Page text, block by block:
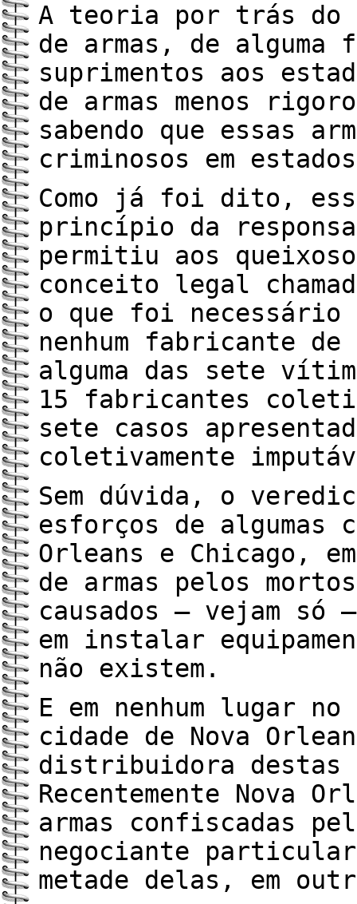
A teoria por trás do
de armas, de alguma
suprimentos aos
de armas menos
sabendo que essas
criminosos em
Como já foi dito,
princípio da
permitiu aos
conceito legal
o que foi necessário
nenhum fabricante
alguma das sete
15 fabricantes
sete casos
coletivamente
Sem dúvida, o
esforços de algumas
Orleans e Chicago,
de armas pelos
causados – vejam
em instalar
não existem.
E em nenhum lugar
cidade de Nova
distribuidora destas
Recentemente Nova
armas confiscadas
negociante particular
metade delas, em